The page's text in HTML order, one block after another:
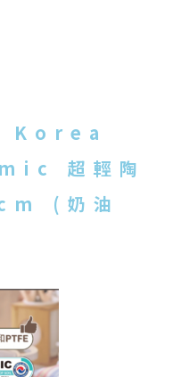
Korea
超輕陶
(奶油